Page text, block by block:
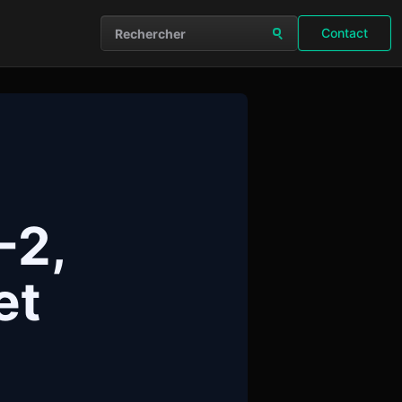
Rechercher sur le site
Contact
2,